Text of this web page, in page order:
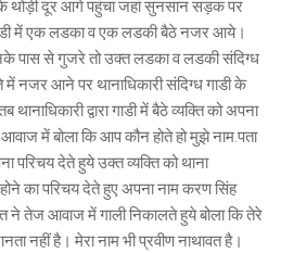
दूर आगे पहुंचा जहां सुनसान सड़क पर
में एक लडका व एक लडकी बैठे नजर आये।
पास से गुजरे तो उक्त लडका व लडकी संदिग्ध
नजर आने पर थानाधिकारी संदिग्ध गाडी के
द्वारा गाडी में बैठे व्यक्ति को अपना
में बोला कि आप कौन होते हो मुझे नाम.पता
परिचय देते हुये उक्त व्यक्ति को थाना
का परिचय देते हुए अपना नाम करण सिंह
ने तेज आवाज में गाली निकालते हुये बोला कि तेरे
नहीं है। मेरा नाम भी प्रवीण नाथावत है।